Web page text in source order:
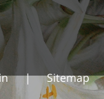
| Sitemap